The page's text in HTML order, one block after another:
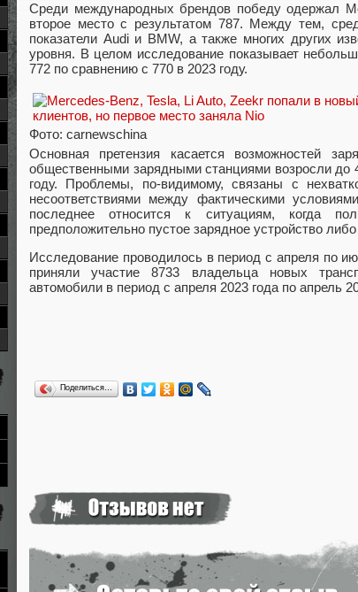
Среди международных брендов победу одержал
второе место с результатом 787. Между тем,
показатели Audi и BMW, а также многих других
уровня. В целом исследование показывает
772 по сравнению с 770 в 2023 году.
Фото: carnewschina
Основная претензия касается возможностей
общественными зарядными станциями возросли до
году. Проблемы, по-видимому, связаны с
несоответствиями между фактическими
последнее относится к ситуациям, когда
предположительно пустое зарядное устройство
Исследование проводилось в период с апреля по
приняли участие 8733 владельца новых
автомобили в период с апреля 2023 года по апрель
Поделиться…